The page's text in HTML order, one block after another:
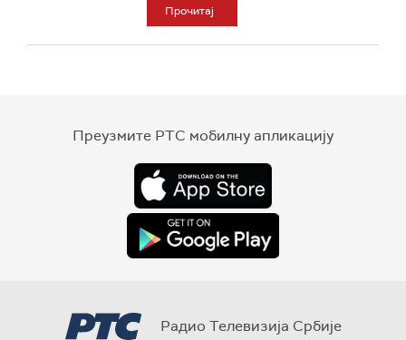
Прочитај
Преузмите РТС мобилну апликацију
Радио Телевизија Србије